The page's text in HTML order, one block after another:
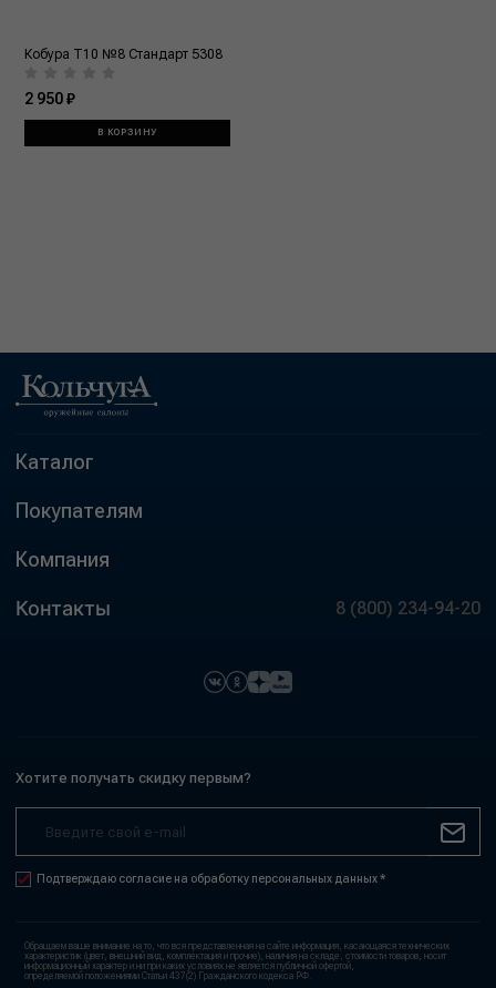
Кобура T10 №8 Стандарт 5308
2 950 ₽
В КОРЗИНУ
Каталог
Покупателям
Компания
Контакты 8 (800) 234-94-20
Хотите получать скидку первым?
Подтверждаю согласие на обработку персональных данных *
Обращаем ваше внимание на то, что вся представленная на сайте информация, касающаяся технических
характеристик (цвет, внешний вид, комплектация и прочие), наличия на складе, стоимости товаров, носит
информационный характер и ни при каких условиях не является публичной офертой,
определяемой положениями Статьи 437(2) Гражданского кодекса РФ.